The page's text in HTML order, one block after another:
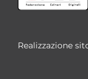
Realizzazione